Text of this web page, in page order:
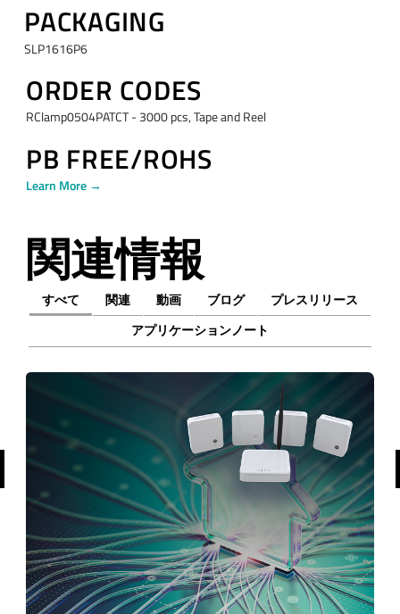
PACKAGING
SLP1616P6
ORDER CODES
RClamp0504PATCT - 3000 pcs, Tape and Reel
PB FREE/ROHS
Learn More →
関連情報
すべて 関連 動画 ブログ
プレスリリース
アプリケーションノート